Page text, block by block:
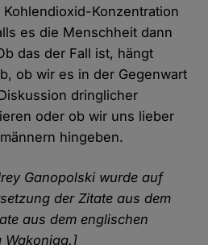
Konzentration
es die Menschheit dann
das der Fall ist, hängt
ob wir es in der Gegenwart
dringlicher
oder ob wir uns lieber
hingeben.
Ganopolski wurde auf
der Zitate aus dem
aus dem englischen
Wakonigg.]